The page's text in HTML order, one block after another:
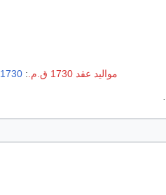
مواليد عقد 1730 ق.م.
:
1730